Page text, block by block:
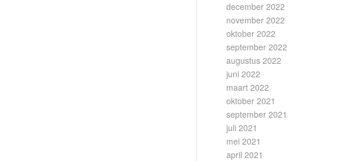
december 2022
november 2022
oktober 2022
september 2022
augustus 2022
juni 2022
maart 2022
oktober 2021
september 2021
juli 2021
mei 2021
april 2021